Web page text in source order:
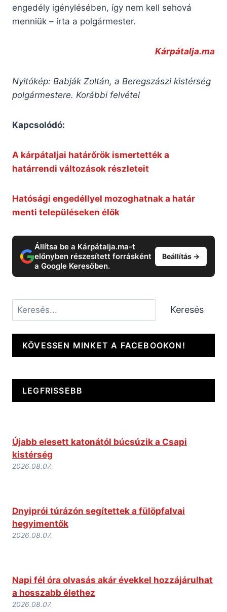
engedély igénylésében, így nem kell sehová
menniük – írta a polgármester.
Kárpátalja.ma
Nyitókép: Babják Zoltán, a Beregszászi kistérség
polgármestere. Korábbi felvétel
Kapcsolódó:
A kárpátaljai határőrök ismertették a
határrendi változások részleteit
Hatósági engedéllyel mozoghatnak a határ
menti településeken élők
Állítsa be a Kárpátalja.ma-t
előnyben részesített forrásként
a Google Keresőben.
Beállítás →
Keresés Keresés
KÖVESSEN MINKET A FACEBOOKON!
LEGFRISSEBB
Újabb elesett katonától búcsúzik a Csapi
kistérség
2026.08.07.
Dnyiprói túrázón segítettek a fülöpfalvai
hegyimentők
2026.08.07.
Napi fél óra olvasás akár évekkel hozzájárulhat
a hosszabb élethez
2026.08.07.